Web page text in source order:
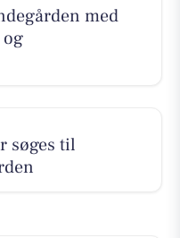
med
søges til